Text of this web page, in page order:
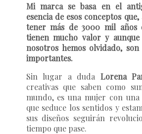
Mi marca se basa en el
esencia de esos conceptos
tener más de 3000 mil años
tienen mucho valor y aunque
nosotros hemos olvidado, son
importantes.
Sin lugar a duda Lorena
creativas que saben como
mundo, es una mujer con
que seduce los sentidos y
sus diseños seguirán
tiempo que pase.